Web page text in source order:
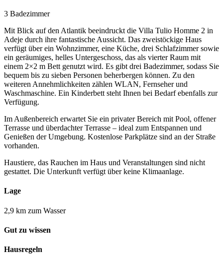
3 Badezimmer
Mit Blick auf den Atlantik beeindruckt die Villa Tulio Homme 2 in
Adeje durch ihre fantastische Aussicht. Das zweistöckige Haus
verfügt über ein Wohnzimmer, eine Küche, drei Schlafzimmer sowie
ein geräumiges, helles Untergeschoss, das als vierter Raum mit
einem 2×2 m Bett genutzt wird. Es gibt drei Badezimmer, sodass Sie
bequem bis zu sieben Personen beherbergen können. Zu den
weiteren Annehmlichkeiten zählen WLAN, Fernseher und
Waschmaschine. Ein Kinderbett steht Ihnen bei Bedarf ebenfalls zur
Verfügung.
Im Außenbereich erwartet Sie ein privater Bereich mit Pool, offener
Terrasse und überdachter Terrasse – ideal zum Entspannen und
Genießen der Umgebung. Kostenlose Parkplätze sind an der Straße
vorhanden.
Haustiere, das Rauchen im Haus und Veranstaltungen sind nicht
gestattet. Die Unterkunft verfügt über keine Klimaanlage.
Lage
2,9 km zum Wasser
Gut zu wissen
Hausregeln